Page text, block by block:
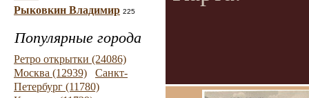
Рыковкин Владимир 225
Популярные города
Ретро открытки (24086)
Москва (12939)
Санкт-
Петербург (11780)